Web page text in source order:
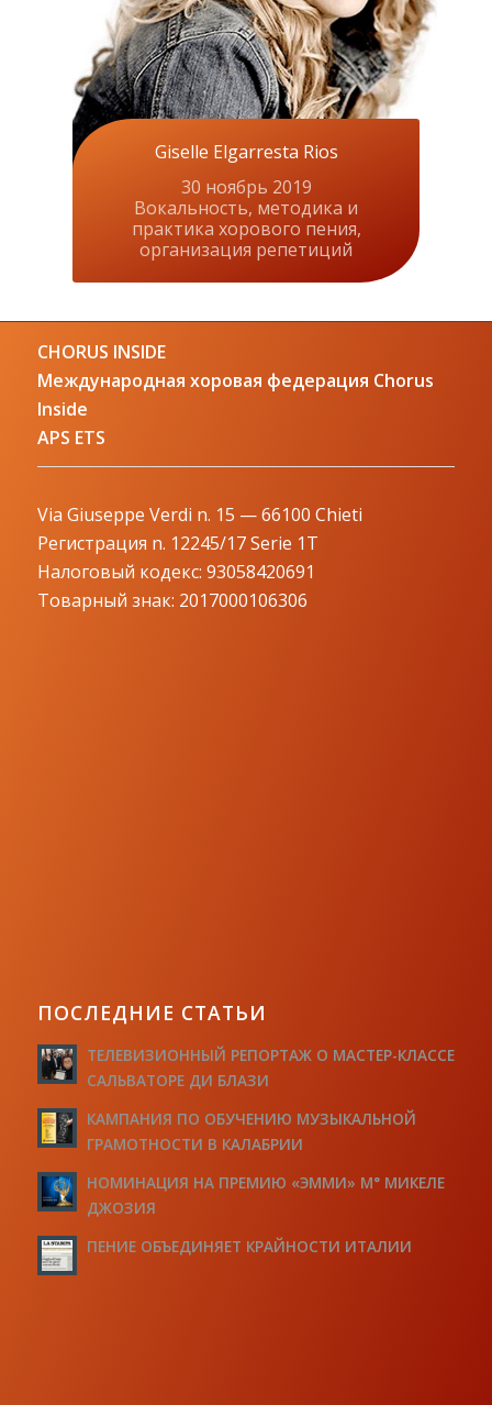
Giselle Elgarresta Rios
30 ноябрь 2019
Вокальность, методика и
практика хорового пения,
организация репетиций
CHORUS INSIDE
Международная хоровая федерация Chorus
Inside
APS ETS
Via Giuseppe Verdi n. 15 — 66100 Chieti
Регистрация n. 12245/17 Serie 1T
Налоговый кодекс: 93058420691
Товарный знак: 2017000106306
ПОСЛЕДНИЕ СТАТЬИ
ТЕЛЕВИЗИОННЫЙ РЕПОРТАЖ О МАСТЕР-КЛАССЕ
САЛЬВАТОРЕ ДИ БЛАЗИ
КАМПАНИЯ ПО ОБУЧЕНИЮ МУЗЫКАЛЬНОЙ
ГРАМОТНОСТИ В КАЛАБРИИ
НОМИНАЦИЯ НА ПРЕМИЮ «ЭММИ» М° МИКЕЛЕ
ДЖОЗИЯ
ПЕНИЕ ОБЪЕДИНЯЕТ КРАЙНОСТИ ИТАЛИИ